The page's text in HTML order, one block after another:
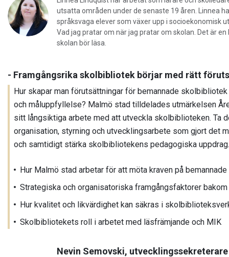
utsatta områden under de senaste 19 åren. Linnea
språksvaga elever som växer upp i socioekonomisk
Vad jag pratar om när jag pratar om skolan. Det är
skolan bör läsa.
- Framgångsrika skolbibliotek börjar med rätt
Hur skapar man förutsättningar för bemannade
och måluppfyllelse? Malmö stad tilldelades utmärkelsen
sitt långsiktiga arbete med att utveckla skolbiblioteken. Ta
organisation, styrning och utvecklingsarbete som gjort det
och samtidigt stärka skolbibliotekens pedagogiska uppdrag.
Hur Malmö stad arbetar för att möta kraven på
Strategiska och organisatoriska framgångsfaktorer
Hur kvalitet och likvärdighet kan säkras i
Skolbibliotekets roll i arbetet med läsfrämjande och MIK
Nevin Semovski,